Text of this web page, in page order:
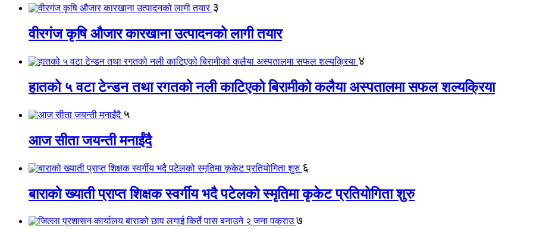
३
वीरगंज कृषि औजार कारखाना उत्पादनको लागी तयार
४
हातको ५ वटा टेन्डन तथा रगतको नली काटिएको बिरामीको कलैया अस्पतालमा सफल शल्यक्रिया
५
आज सीता जयन्ती मनाईंदै
६
बाराको ख्याती प्राप्त शिक्षक स्वर्गीय भदै पटेलको स्मृतिमा कृकेट प्रतियोगिता शुरु
७